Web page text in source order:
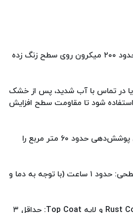
لایه‌ای به ضخامت حدود ۲۰۰ میکرون روی سطح زنگ زده
در تماس با آب شدید، پس از خشک
شدن از Top Coat استفاده شود تا مقاومت سطح افزایش
هر سطل ۲۰ کیلویی پوشش‌دهی حدود ۶۰ متر مربع را
زمان خشک شدن سطحی: حدود ۱ ساعت (با توجه به دما و
فاصله بین Rust Converter و لایه Top Coat: حداقل ۳